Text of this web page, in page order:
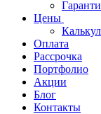
Цены
Оплата
Рассрочка
Портфолио
Акции
Блог
Контакты